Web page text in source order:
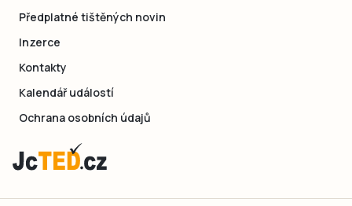
Předplatné tištěných novin
Inzerce
Kontakty
Kalendář událostí
Ochrana osobních údajů